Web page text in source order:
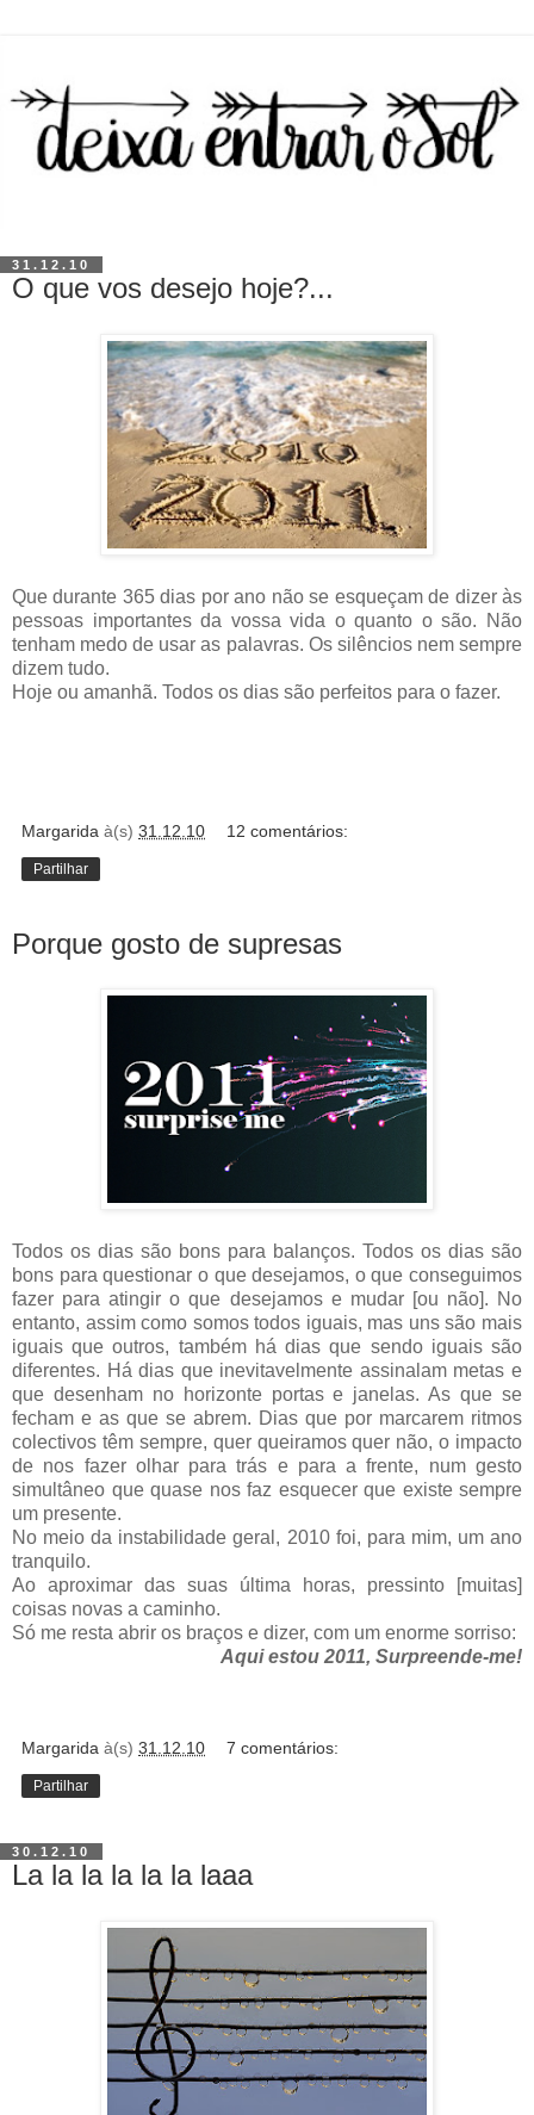
31.12.10
O que vos desejo hoje?...
Que durante 365 dias por ano não se esqueçam de dizer às
pessoas importantes da vossa vida o quanto o são. Não
tenham medo de usar as palavras. Os silêncios nem sempre
dizem tudo.
Hoje ou amanhã. Todos os dias são perfeitos para o fazer.
Margarida à(s) 31.12.10 12 comentários:
Partilhar
Porque gosto de supresas
Todos os dias são bons para balanços. Todos os dias são
bons para questionar o que desejamos, o que conseguimos
fazer para atingir o que desejamos e mudar [ou não]. No
entanto, assim como somos todos iguais, mas uns são mais
iguais que outros, também há dias que sendo iguais são
diferentes. Há dias que inevitavelmente assinalam metas e
que desenham no horizonte portas e janelas. As que se
fecham e as que se abrem. Dias que por marcarem ritmos
colectivos têm sempre, quer queiramos quer não, o impacto
de nos fazer olhar para trás e para a frente, num gesto
simultâneo que quase nos faz esquecer que existe sempre
um presente.
No meio da instabilidade geral, 2010 foi, para mim, um ano
tranquilo.
Ao aproximar das suas última horas, pressinto [muitas]
coisas novas a caminho.
Só me resta abrir os braços e dizer, com um enorme sorriso:
Aqui estou 2011, Surpreende-me!
Margarida à(s) 31.12.10 7 comentários:
Partilhar
30.12.10
La la la la la la laaa